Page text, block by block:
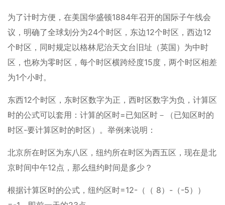
为了计时方便，在美国华盛顿1884年召开的国际子午线会
议，明确了全球划分为24个时区，东边12个时区，西边12
个时区，同时规定以格林尼治天文台旧址（英国）为中时
区，也称为零时区，每个时区横跨经度15度，两个时区相差
为1个小时。
东西12个时区，东时区数字为正，西时区数字为负，计算区
时的公式可以套用：计算的区时=已知区时－（已知区时的
时区-要计算区时的时区）。举例来说明：
北京所在时区为东八区，纽约所在时区为西五区，现在是北
京时间中午12点，那么纽约时间是多少？
根据计算区时的公式，纽约区时=12-（（ 8）-（-5））